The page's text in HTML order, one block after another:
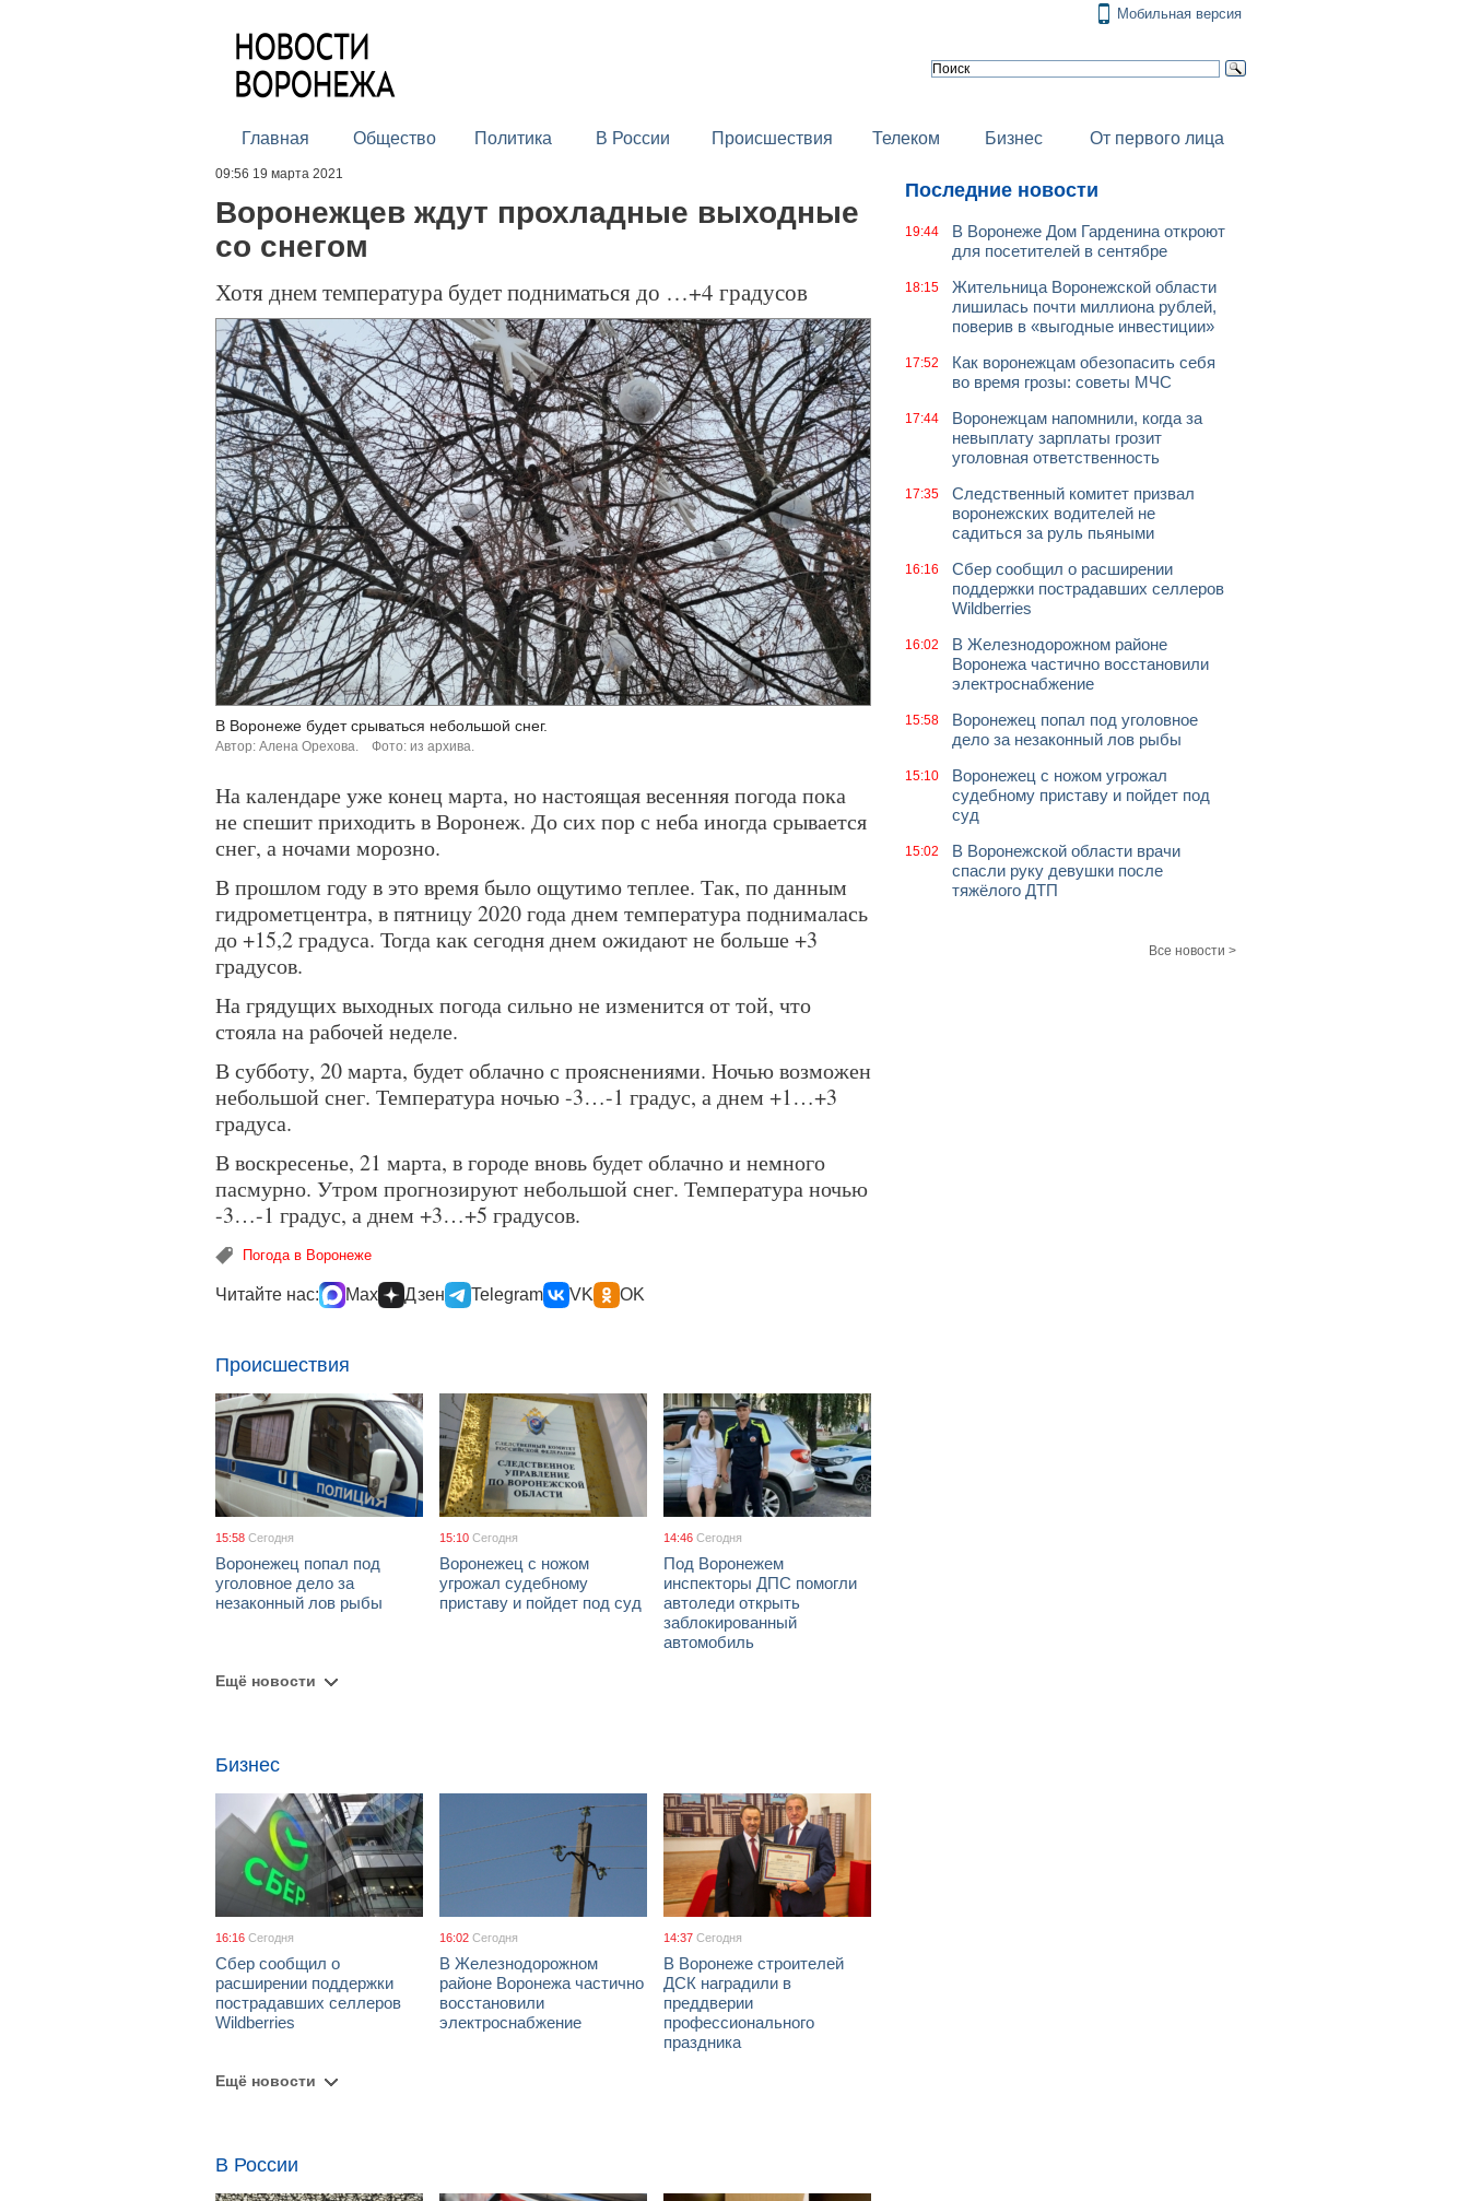
Мобильная версия
Главная Общество Политика В России Происшествия Телеком Бизнес От первого лица
09:56 19 марта 2021
Воронежцев ждут прохладные выходные
со снегом
Хотя днем температура будет подниматься до …+4 градусов
В Воронеже будет срываться небольшой снег.
Автор: Алена Орехова. Фото: из архива.
На календаре уже конец марта, но настоящая весенняя погода пока
не спешит приходить в Воронеж. До сих пор с неба иногда срывается
снег, а ночами морозно.
В прошлом году в это время было ощутимо теплее. Так, по данным
гидрометцентра, в пятницу 2020 года днем температура поднималась
до +15,2 градуса. Тогда как сегодня днем ожидают не больше +3
градусов.
На грядущих выходных погода сильно не изменится от той, что
стояла на рабочей неделе.
В субботу, 20 марта, будет облачно с прояснениями. Ночью возможен
небольшой снег. Температура ночью -3…-1 градус, а днем +1…+3
градуса.
В воскресенье, 21 марта, в городе вновь будет облачно и немного
пасмурно. Утром прогнозируют небольшой снег. Температура ночью
-3…-1 градус, а днем +3…+5 градусов.
Погода в Воронеже
Читайте нас: Max Дзен Telegram VK OK
Происшествия
15:58 Сегодня
Воронежец попал под
уголовное дело за
незаконный лов рыбы
15:10 Сегодня
Воронежец с ножом
угрожал судебному
приставу и пойдет под суд
14:46 Сегодня
Под Воронежем
инспекторы ДПС помогли
автоледи открыть
заблокированный
автомобиль
Ещё новости
Бизнес
16:16 Сегодня
Сбер сообщил о
расширении поддержки
пострадавших селлеров
Wildberries
16:02 Сегодня
В Железнодорожном
районе Воронежа частично
восстановили
электроснабжение
14:37 Сегодня
В Воронеже строителей
ДСК наградили в
преддверии
профессионального
праздника
Ещё новости
В России
Последние новости
19:44
В Воронеже Дом Гарденина откроют
для посетителей в сентябре
18:15
Жительница Воронежской области
лишилась почти миллиона рублей,
поверив в «выгодные инвестиции»
17:52
Как воронежцам обезопасить себя
во время грозы: советы МЧС
17:44
Воронежцам напомнили, когда за
невыплату зарплаты грозит
уголовная ответственность
17:35
Следственный комитет призвал
воронежских водителей не
садиться за руль пьяными
16:16
Сбер сообщил о расширении
поддержки пострадавших селлеров
Wildberries
16:02
В Железнодорожном районе
Воронежа частично восстановили
электроснабжение
15:58
Воронежец попал под уголовное
дело за незаконный лов рыбы
15:10
Воронежец с ножом угрожал
судебному приставу и пойдет под
суд
15:02
В Воронежской области врачи
спасли руку девушки после
тяжёлого ДТП
Все новости >